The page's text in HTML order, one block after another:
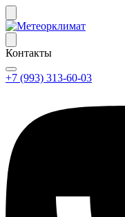
Контакты
+7 (993) 313-60-03